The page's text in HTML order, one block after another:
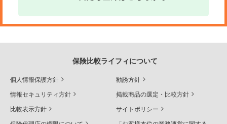
保険比較ライフィについて
個人情報保護方針 勧誘方針
情報セキュリティ方針 掲載商品の選定・比較方針
比較表示方針 サイトポリシー